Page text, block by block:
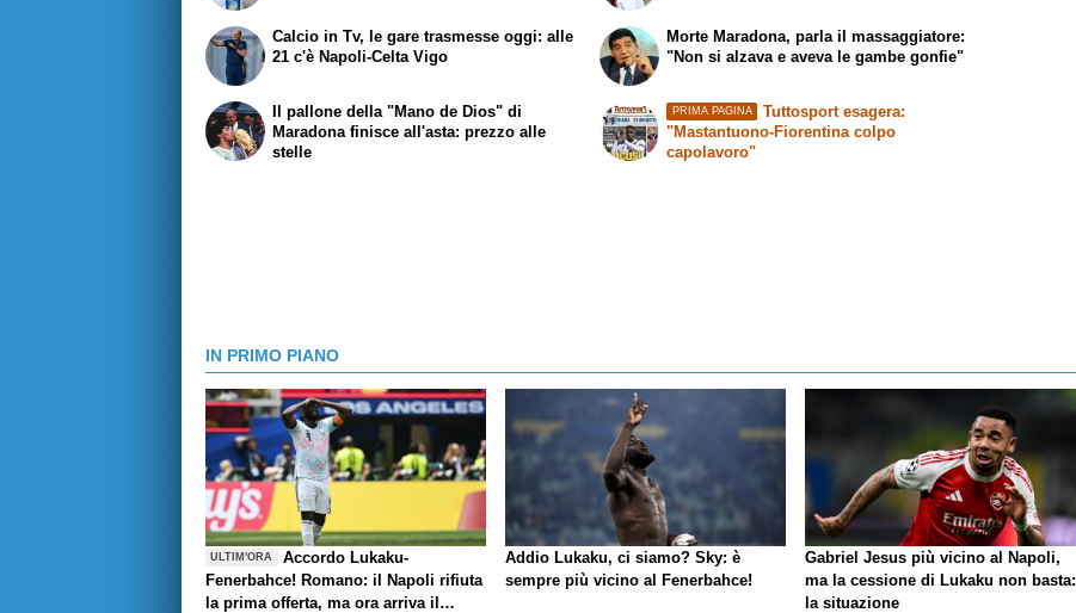
Calcio in Tv, le gare trasmesse oggi: alle
21 c'è Napoli-Celta Vigo
Il pallone della "Mano de Dios" di
Maradona finisce all'asta: prezzo alle
stelle
Morte Maradona, parla il massaggiatore:
"Non si alzava e aveva le gambe gonfie"
PRIMA PAGINA
Tuttosport esagera:
"Mastantuono-Fiorentina colpo
capolavoro"
IN PRIMO PIANO
ULTIM'ORA
Accordo Lukaku-
Fenerbahce! Romano: il Napoli rifiuta
la prima offerta, ma ora arriva il
Addio Lukaku, ci siamo? Sky: è
sempre più vicino al Fenerbahce!
Gabriel Jesus più vicino al Napoli,
ma la cessione di Lukaku non basta:
la situazione